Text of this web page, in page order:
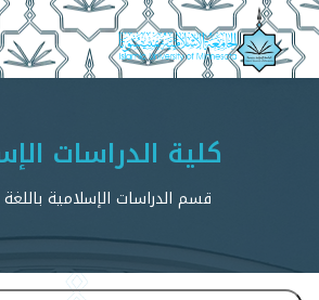
كلية الدراسات
قسم الدراسات الإسلامية باللغة